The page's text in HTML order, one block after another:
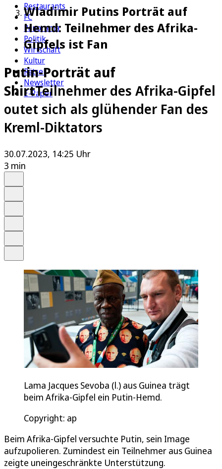
Restaurants
FC
Panorama
Politik
Wirtschaft
Kultur
Rätsel
Newsletter
E-Paper
Wladimir Putins Porträt auf
Hemd: Teilnehmer des Afrika-
Gipfels ist Fan
Putin-Porträt auf
ShirtTeilnehmer des Afrika-Gipfel
outet sich als glühender Fan des
Kreml-Diktators
30.07.2023, 14:25 Uhr
3 min
Lama Jacques Sevoba (l.) aus Guinea trägt
beim Afrika-Gipfel ein Putin-Hemd.
Copyright: ap
Beim Afrika-Gipfel versuchte Putin, sein Image
aufzupolieren. Zumindest ein Teilnehmer aus Guinea
zeigte uneingeschränkte Unterstützung.